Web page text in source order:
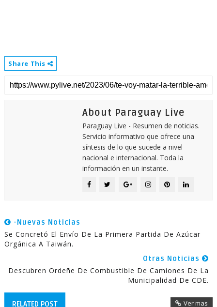
Share This
About Paraguay Live
Paraguay Live - Resumen de noticias.
Servicio informativo que ofrece una
síntesis de lo que sucede a nivel
nacional e internacional. Toda la
información en un instante.
-Nuevas Noticias
Se Concretó El Envío De La Primera Partida De Azúcar
Orgánica A Taiwán.
Otras Noticias
Descubren Ordeñe De Combustible De Camiones De La
Municipalidad De CDE.
RELATED POST Ver mas